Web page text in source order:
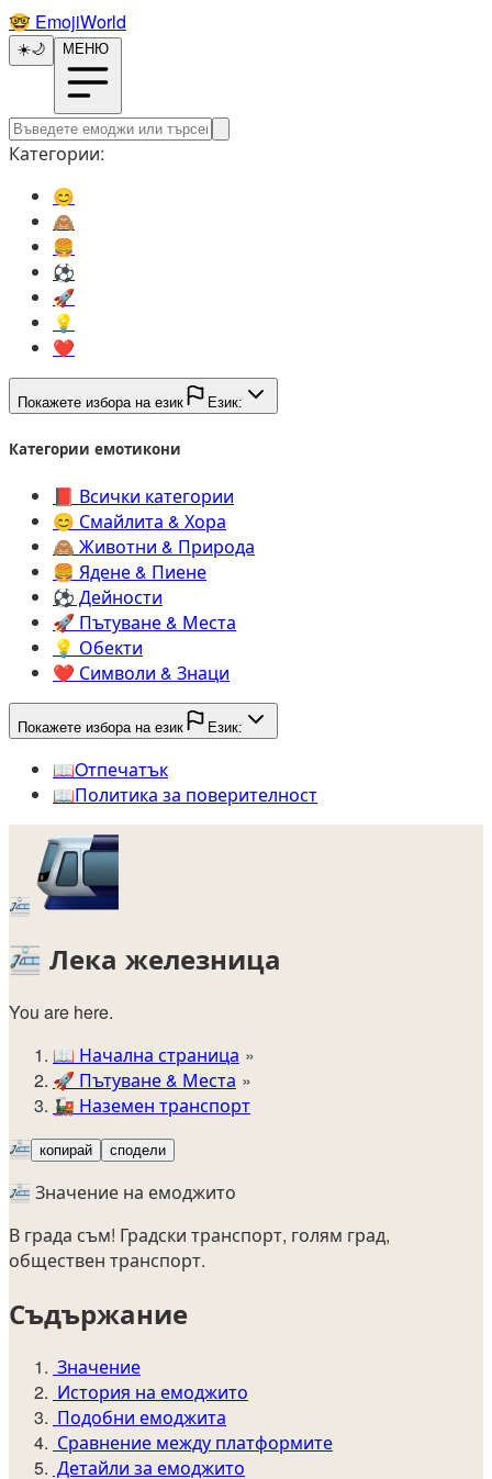
🤓️ EmojiWorld
☀️🌙 МЕНЮ
Категории:
😊️
🙈️
🍔️
⚽️
🚀️
💡️
❤️
Покажете избора на език Език:
Категории емотикони
📕️ Всички категории
😊️ Смайлита & Хора
🙈️ Животни & Природа
🍔️ Ядене & Пиене
⚽️ Дейности
🚀️ Пътуване & Места
💡️ Обекти
❤️ Символи & Знаци
Покажете избора на език Език:
📖️Oтпечатък
📖️Политика за поверителност
🚈
🚈 Лека железница
You are here.
📖 Начална страница
🚀️ Пътуване & Места
🚂 Наземен транспорт
🚈 копирай сподели
🚈 Значение на емоджито
В града съм! Градски транспорт, голям град,
обществен транспорт.
Съдържание
Значение
История на емоджито
Подобни емоджита
Сравнение между платформите
Детайли за емоджито